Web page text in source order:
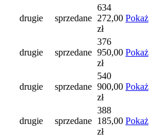
drugie sprzedane
634
272,00
zł
Pokaż
drugie sprzedane
376
950,00
zł
Pokaż
drugie sprzedane
540
900,00
zł
Pokaż
drugie sprzedane
388
185,00
zł
Pokaż